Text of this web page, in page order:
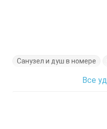
Санузел и душ в номере
Все